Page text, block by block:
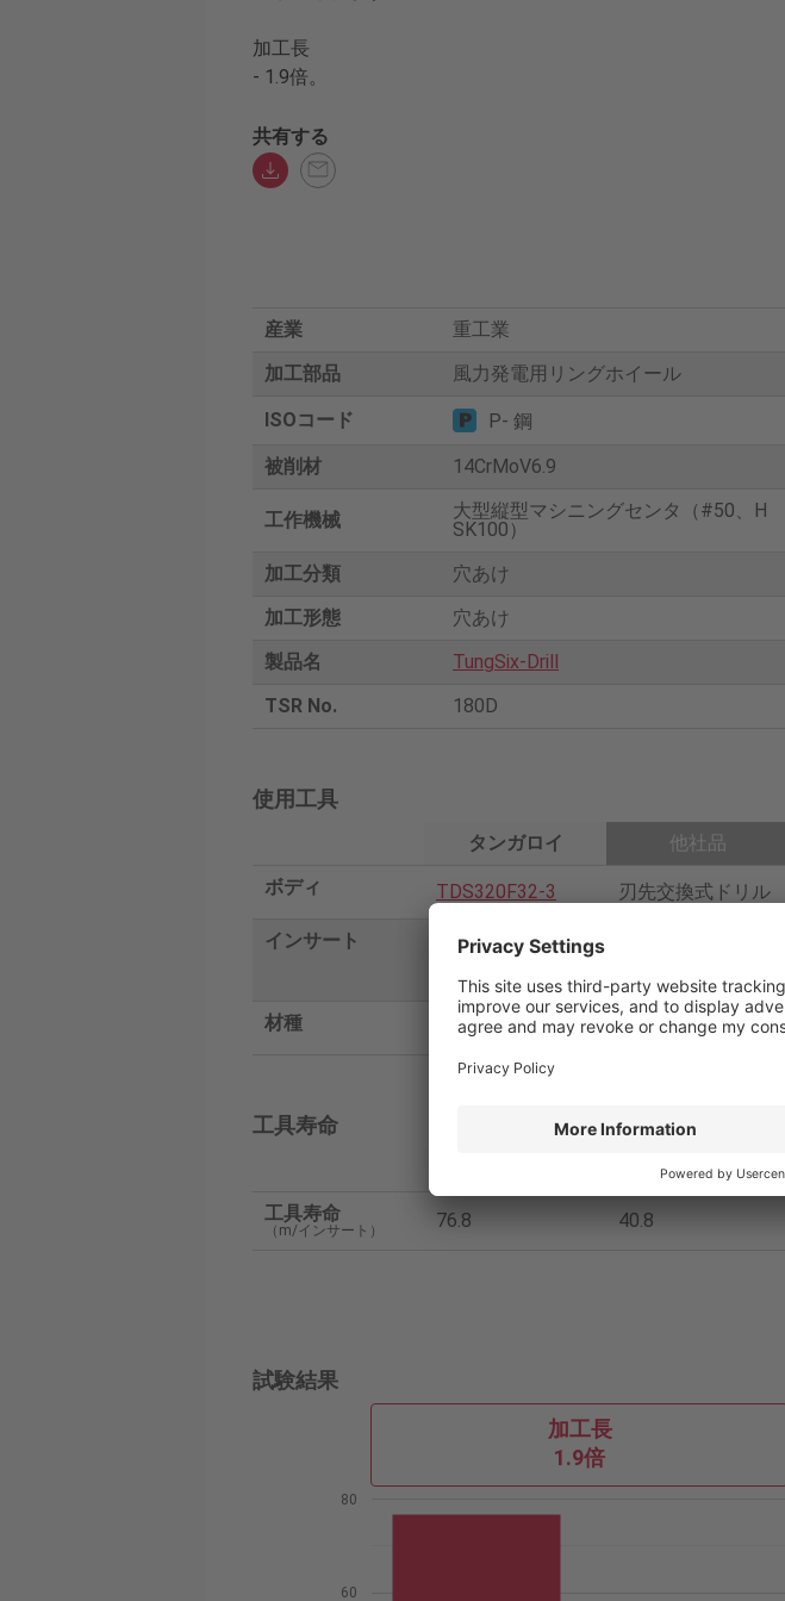
加工長
- 1.9倍。
共有する
産業
重工業
加工部品
風力発電用リングホイール
ISOコード
P- 鋼
被削材
14CrMoV6.9
工作機械
大型縦型マシニングセンタ（#50、H
SK100）
加工分類
穴あけ
加工形態
穴あけ
製品名
TungSix-Drill
TSR No.
180D
使用工具
タンガロイ
他社品
ボディ
TDS320F32-3 刃先交換式ドリル
インサート
WWMU08X408R-
DJ
材種 AH9030 PVD
工具寿命
他社品
工具寿命
（m/インサート） 76.8 40.8
試験結果
加工長
1.9倍
60
80